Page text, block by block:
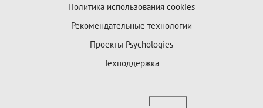
Политика использования cookies
Рекомендательные технологии
Проекты Psychologies
Техподдержка